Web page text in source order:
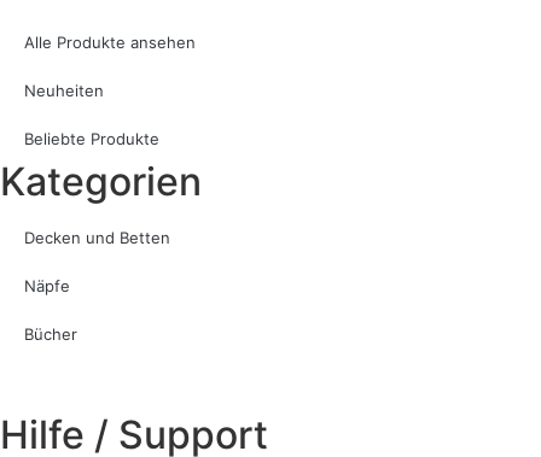
Alle Produkte ansehen
Neuheiten
Beliebte Produkte
Kategorien
Decken und Betten
Näpfe
Bücher
Hilfe / Support